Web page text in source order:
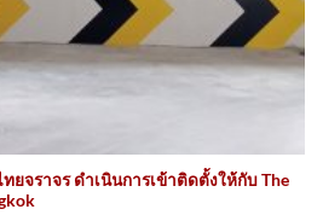
ยจราจร ดำเนินการเข้าติดตั้ง​ให้กับ The